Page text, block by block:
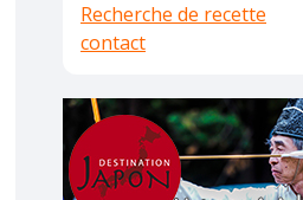
Recherche de recette
contact